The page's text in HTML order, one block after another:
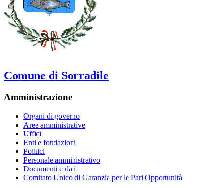
Comune di Sorradile
Amministrazione
Organi di governo
Aree amministrative
Uffici
Enti e fondazioni
Politici
Personale amministrativo
Documenti e dati
Comitato Unico di Garanzia per le Pari Opportunità